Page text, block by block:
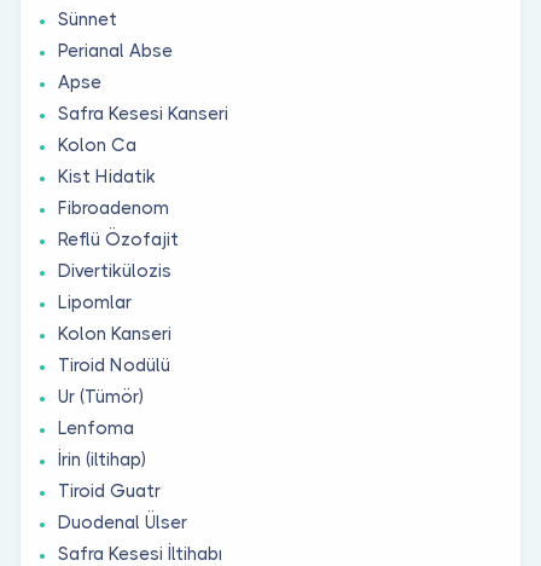
Sünnet
Perianal Abse
Apse
Safra Kesesi Kanseri
Kolon Ca
Kist Hidatik
Fibroadenom
Reflü Özofajit
Divertikülozis
Lipomlar
Kolon Kanseri
Tiroid Nodülü
Ur (Tümör)
Lenfoma
İrin (iltihap)
Tiroid Guatr
Duodenal Ülser
Safra Kesesi İltihabı